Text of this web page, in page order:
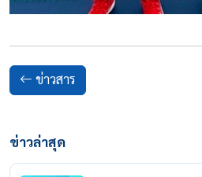
ข่าวสาร
ข่าวล่าสุด